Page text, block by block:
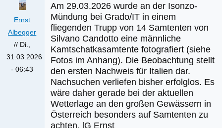
Ernst
Albegger
// Di.,
31.03.2026
- 06:43
Am 29.03.2026 wurde an der Isonzo-
Mündung bei Grado/IT in einem
fliegenden Trupp von 14 Samtenten von
Silvano Candotto eine männliche
Kamtschatkasamtente fotografiert (siehe
Fotos im Anhang). Die Beobachtung stellt
den ersten Nachweis für Italien dar.
Nachsuchen verliefen bisher erfolglos. Es
wäre daher gerade bei der aktuellen
Wetterlage an den großen Gewässern in
Österreich besonders auf Samtenten zu
achten. lG Ernst
Anhang
Größe